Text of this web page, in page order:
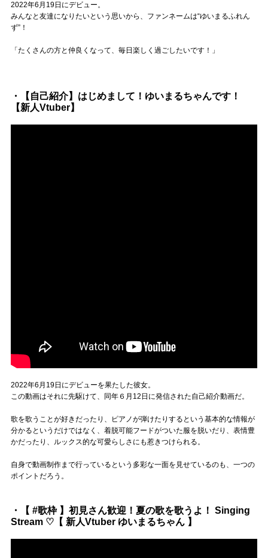
2022年6月19日にデビュー。
みんなと友達になりたいという思いから、ファンネームは“ゆいまるふれん
ず”！
「たくさんの方と仲良くなって、毎日楽しく過ごしたいです！」
・【自己紹介】はじめまして！ゆいまるちゃんです！
【新人Vtuber】
2022年6月19日にデビューを果たした彼女。
この動画はそれに先駆けて、同年６月12日に発信された自己紹介動画だ。
歌を歌うことが好きだったり、ピアノが弾けたりするという基本的な情報が
分かるというだけではなく、着脱可能フードがついた服を脱いだり、表情豊
かだったり、ルックス的な可愛らしさにも惹きつけられる。
自身で動画制作まで行っているという多彩な一面を見せているのも、一つの
ポイントだろう。
・【 #歌枠 】初見さん歓迎！夏の歌を歌うよ！ Singing
Stream ♡【 新人Vtuber ゆいまるちゃん 】